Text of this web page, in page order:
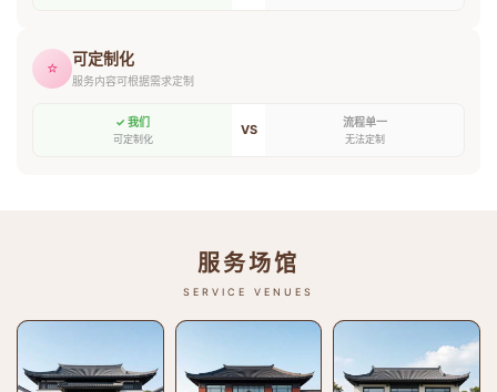
⭐ 可定制化
服务内容可根据需求定制
✓ 我们
可定制化
VS 流程单一
无法定制
服务场馆
SERVICE VENUES